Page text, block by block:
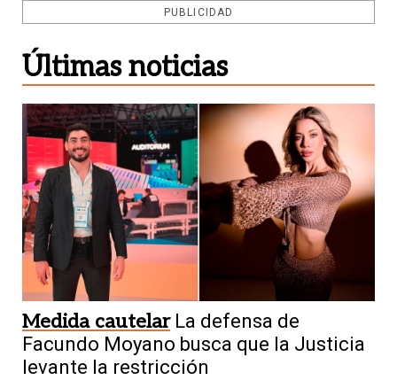
PUBLICIDAD
Últimas noticias
Medida cautelar La defensa de
Facundo Moyano busca que la Justicia
levante la restricción